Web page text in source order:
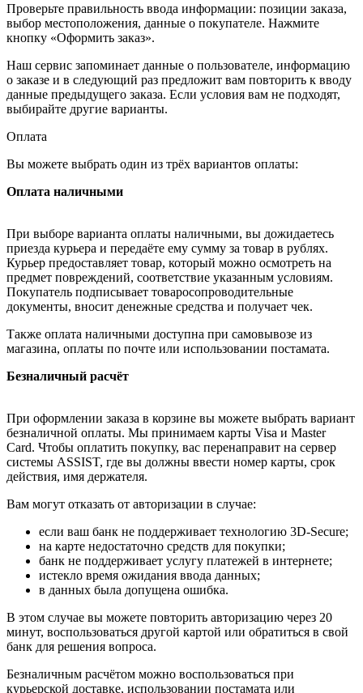
Проверьте правильность ввода информации: позиции заказа,
выбор местоположения, данные о покупателе. Нажмите
кнопку «Оформить заказ».
Наш сервис запоминает данные о пользователе, информацию
о заказе и в следующий раз предложит вам повторить к вводу
данные предыдущего заказа. Если условия вам не подходят,
выбирайте другие варианты.
Оплата
Вы можете выбрать один из трёх вариантов оплаты:
Оплата наличными
При выборе варианта оплаты наличными, вы дожидаетесь
приезда курьера и передаёте ему сумму за товар в рублях.
Курьер предоставляет товар, который можно осмотреть на
предмет повреждений, соответствие указанным условиям.
Покупатель подписывает товаросопроводительные
документы, вносит денежные средства и получает чек.
Также оплата наличными доступна при самовывозе из
магазина, оплаты по почте или использовании постамата.
Безналичный расчёт
При оформлении заказа в корзине вы можете выбрать вариант
безналичной оплаты. Мы принимаем карты Visa и Master
Card. Чтобы оплатить покупку, вас перенаправит на сервер
системы ASSIST, где вы должны ввести номер карты, срок
действия, имя держателя.
Вам могут отказать от авторизации в случае:
если ваш банк не поддерживает технологию 3D-Secure;
на карте недостаточно средств для покупки;
банк не поддерживает услугу платежей в интернете;
истекло время ожидания ввода данных;
в данных была допущена ошибка.
В этом случае вы можете повторить авторизацию через 20
минут, воспользоваться другой картой или обратиться в свой
банк для решения вопроса.
Безналичным расчётом можно воспользоваться при
курьерской доставке, использовании постамата или